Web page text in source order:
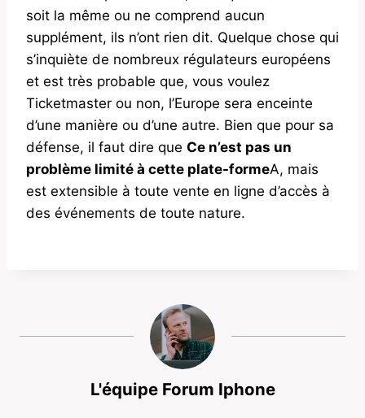
soit la même ou ne comprend aucun
supplément, ils n’ont rien dit. Quelque chose qui
s’inquiète de nombreux régulateurs européens
et est très probable que, vous voulez
Ticketmaster ou non, l’Europe sera enceinte
d’une manière ou d’une autre. Bien que pour sa
défense, il faut dire que Ce n’est pas un
problème limité à cette plate-formeA, mais
est extensible à toute vente en ligne d’accès à
des événements de toute nature.
L'équipe Forum Iphone